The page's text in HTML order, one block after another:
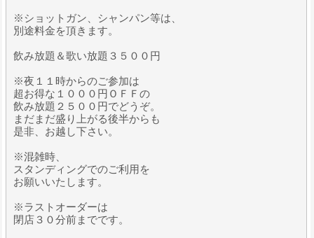
※ショットガン、シャンパン等は、
別途料金を頂きます。
飲み放題＆歌い放題３５００円
※夜１１時からのご参加は
超お得な１０００円ＯＦＦの
飲み放題２５００円でどうぞ。
まだまだ盛り上がる後半からも
是非、お越し下さい。
※混雑時、
スタンディングでのご利用を
お願いいたします。
※ラストオーダーは
閉店３０分前までです。